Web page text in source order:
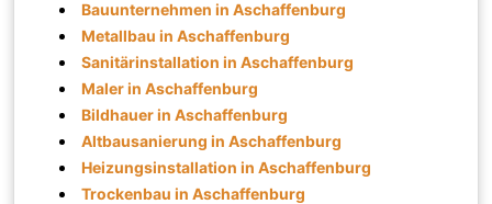
Bauunternehmen in Aschaffenburg
Metallbau in Aschaffenburg
Sanitärinstallation in Aschaffenburg
Maler in Aschaffenburg
Bildhauer in Aschaffenburg
Altbausanierung in Aschaffenburg
Heizungsinstallation in Aschaffenburg
Trockenbau in Aschaffenburg